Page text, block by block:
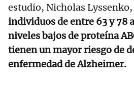
estudio, Nicholas
individuos de entre 63 y 78
niveles bajos de proteína
tienen un mayor riesgo de
enfermedad de Alzheimer.